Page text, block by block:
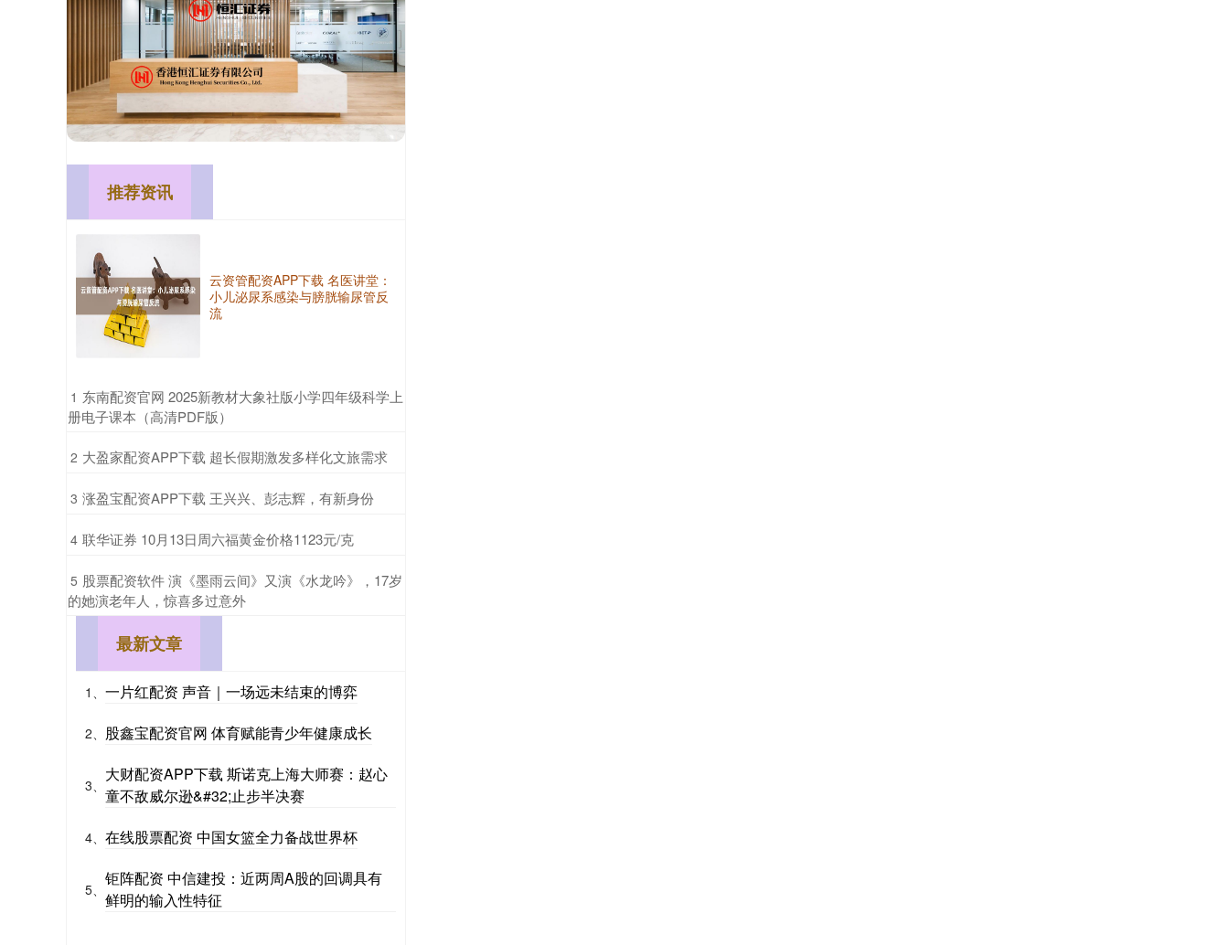
推荐资讯
云资管配资APP下载 名医讲堂：
小儿泌尿系感染与膀胱输尿管反
流
1 ​东南配资官网 2025新教材大象社版小学四年级科学上
册电子课本（高清PDF版）
2 ​大盈家配资APP下载 超长假期激发多样化文旅需求
3 ​涨盈宝配资APP下载 王兴兴、彭志辉，有新身份
4 ​联华证券 10月13日周六福黄金价格1123元/克
5 ​股票配资软件 演《墨雨云间》又演《水龙吟》，17岁
的她演老年人，惊喜多过意外
最新文章
1、 一片红配资 声音｜一场远未结束的博弈
2、 股鑫宝配资官网 体育赋能青少年健康成长
3、
大财配资APP下载 斯诺克上海大师赛：赵心
童不敌威尔逊&#32;止步半决赛
4、 在线股票配资 中国女篮全力备战世界杯
5、
钜阵配资 中信建投：近两周A股的回调具有
鲜明的输入性特征